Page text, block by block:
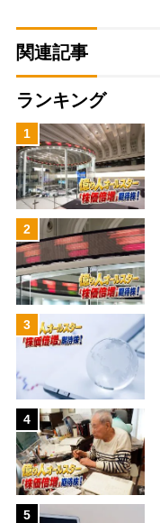
関連記事
ランキング
1
2
3
4
5